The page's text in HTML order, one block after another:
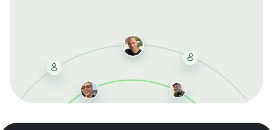
bei jeder Bestellung, erhalten schnelle Lieferung und